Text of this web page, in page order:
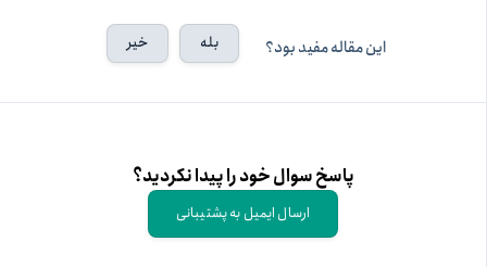
این مقاله مفید بود؟ بله خیر
پاسخ سوال خود را پیدا نکردید؟
ارسال ایمیل به پشتیبانی